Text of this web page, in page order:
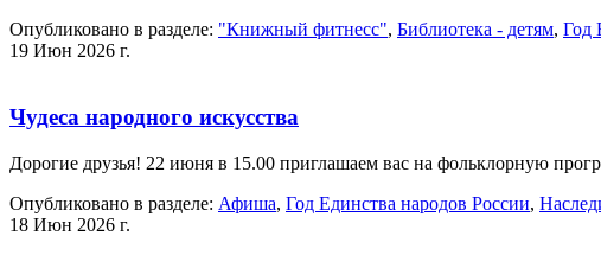
Опубликовано в разделе: "Книжный фитнесс", Библиотека - детям, Год
19 Июн 2026 г.
Чудеса народного искусства
Дорогие друзья! 22 июня в 15.00 приглашаем вас на фольклорную
Опубликовано в разделе: Афиша, Год Единства народов России,
18 Июн 2026 г.